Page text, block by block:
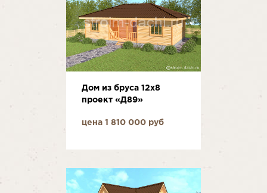
Дом из бруса 12x8
проект «Д89»
цена 1 810 000 руб